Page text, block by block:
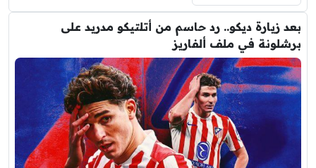
بعد زيارة ديكو.. رد حاسم من أتلتيكو مدريد على
برشلونة في ملف ألفاريز